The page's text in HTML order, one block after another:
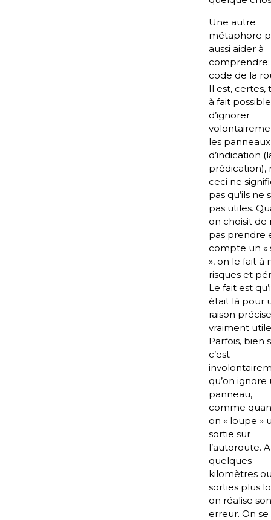
Une autre
métaphore
aussi aider à
code de la
Il est, certes,
à fait possible
d’ignorer
les panneaux
d’indication
prédication),
ceci ne
pas qu’ils ne
pas utiles.
on choisit de
pas prendre
compte un «
», on le fait à
risques et
Le fait est
était là pour
raison
vraiment
Parfois, bien
c’est
qu’on ignore
panneau,
comme
on « loupe »
sortie sur
l’autoroute.
quelques
kilomètres
sorties plus
on réalise son
erreur. On se